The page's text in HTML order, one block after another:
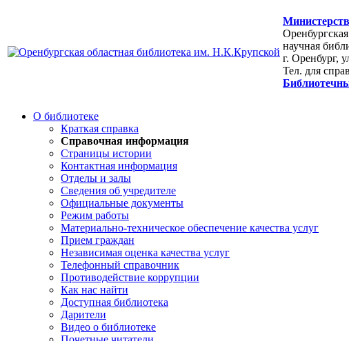
научная
г. Оренбург,
Тел. для
О библиотеке
Краткая справка
Справочная информация
Страницы истории
Контактная информация
Отделы и залы
Сведения об учредителе
Официальные документы
Режим работы
Материально-техническое обеспечение качества услуг
Прием граждан
Независимая оценка качества услуг
Телефонный справочник
Противодействие коррупции
Как нас найти
Доступная библиотека
Дарители
Видео о библиотеке